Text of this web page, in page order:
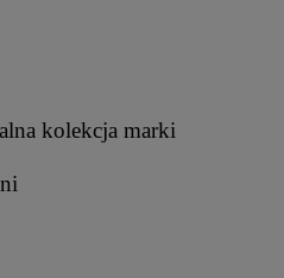
kolekcja marki